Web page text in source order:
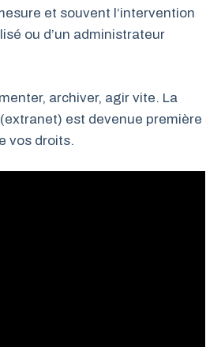
et souvent l’intervention
ou d’un administrateur
archiver, agir vite. La
est devenue première
vos droits.